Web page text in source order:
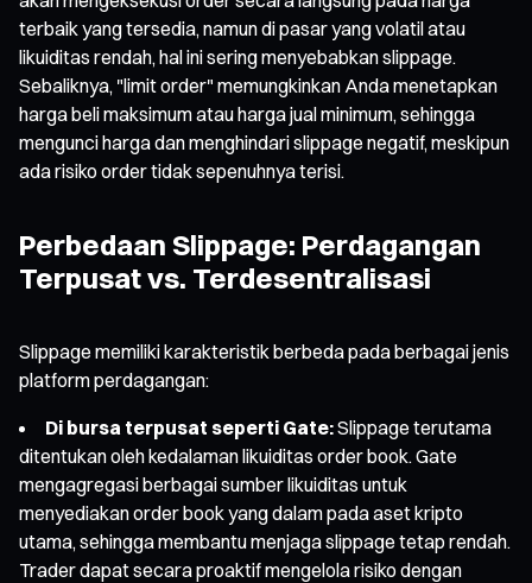
terbaik yang tersedia, namun di pasar yang volatil atau
likuiditas rendah, hal ini sering menyebabkan slippage.
Sebaliknya, "limit order" memungkinkan Anda menetapkan
harga beli maksimum atau harga jual minimum, sehingga
mengunci harga dan menghindari slippage negatif, meskipun
ada risiko order tidak sepenuhnya terisi.
Perbedaan Slippage: Perdagangan
Terpusat vs. Terdesentralisasi
Slippage memiliki karakteristik berbeda pada berbagai jenis
platform perdagangan:
Di bursa terpusat seperti Gate:Slippage terutama
ditentukan oleh kedalaman likuiditas order book. Gate
mengagregasi berbagai sumber likuiditas untuk
menyediakan order book yang dalam pada aset kripto
utama, sehingga membantu menjaga slippage tetap rendah.
Trader dapat secara proaktif mengelola risiko dengan